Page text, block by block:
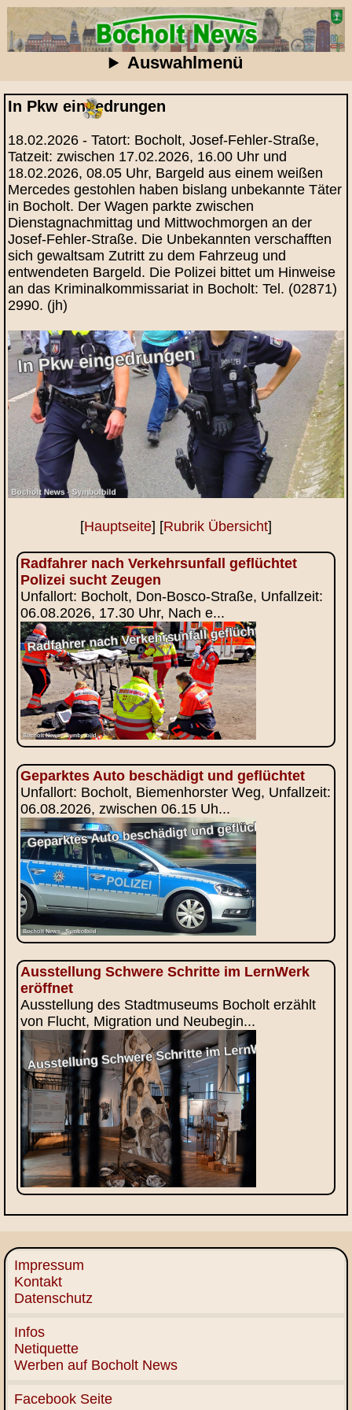
Auswahlmenü
In Pkw eingedrungen
18.02.2026 - Tatort: Bocholt, Josef-Fehler-Straße,
Tatzeit: zwischen 17.02.2026, 16.00 Uhr und
18.02.2026, 08.05 Uhr, Bargeld aus einem weißen
Mercedes gestohlen haben bislang unbekannte Täter
in Bocholt. Der Wagen parkte zwischen
Dienstagnachmittag und Mittwochmorgen an der
Josef-Fehler-Straße. Die Unbekannten verschafften
sich gewaltsam Zutritt zu dem Fahrzeug und
entwendeten Bargeld. Die Polizei bittet um Hinweise
an das Kriminalkommissariat in Bocholt: Tel. (02871)
2990. (jh)
[Hauptseite] [Rubrik Übersicht]
Radfahrer nach Verkehrsunfall geflüchtet
Polizei sucht Zeugen
Unfallort: Bocholt, Don-Bosco-Straße, Unfallzeit:
06.08.2026, 17.30 Uhr, Nach e...
Geparktes Auto beschädigt und geflüchtet
Unfallort: Bocholt, Biemenhorster Weg, Unfallzeit:
06.08.2026, zwischen 06.15 Uh...
Ausstellung Schwere Schritte im LernWerk
eröffnet
Ausstellung des Stadtmuseums Bocholt erzählt
von Flucht, Migration und Neubegin...
Impressum
Kontakt
Datenschutz
Infos
Netiquette
Werben auf Bocholt News
Facebook Seite